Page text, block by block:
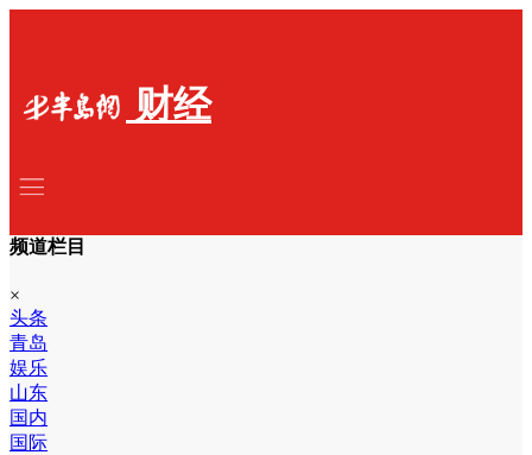
财经
频道栏目
×
头条
青岛
娱乐
山东
国内
国际